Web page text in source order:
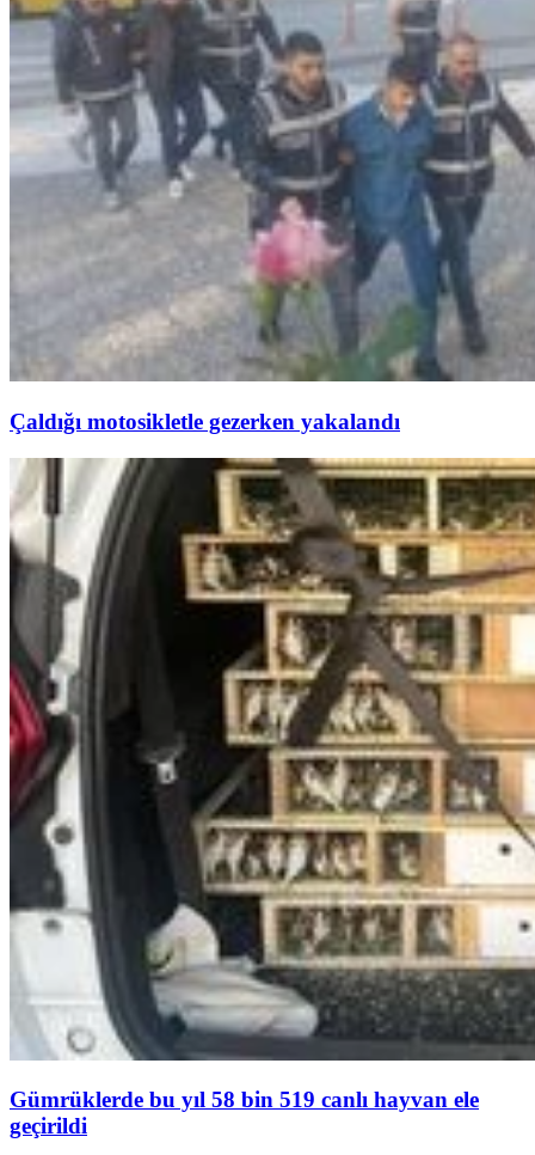
Çaldığı motosikletle gezerken yakalandı
Gümrüklerde bu yıl 58 bin 519 canlı hayvan ele
geçirildi